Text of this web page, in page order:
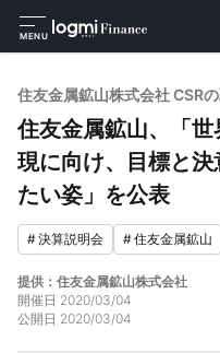
MENU
住友金属鉱山株式会社 CSR
住友金属鉱山、「
現に向け、目標と
たい姿」を公表
#決算説明会 #住友金属鉱山
提供：住友金属鉱山株式会社
開催日 2020/03/04
公開日 2020/03/04